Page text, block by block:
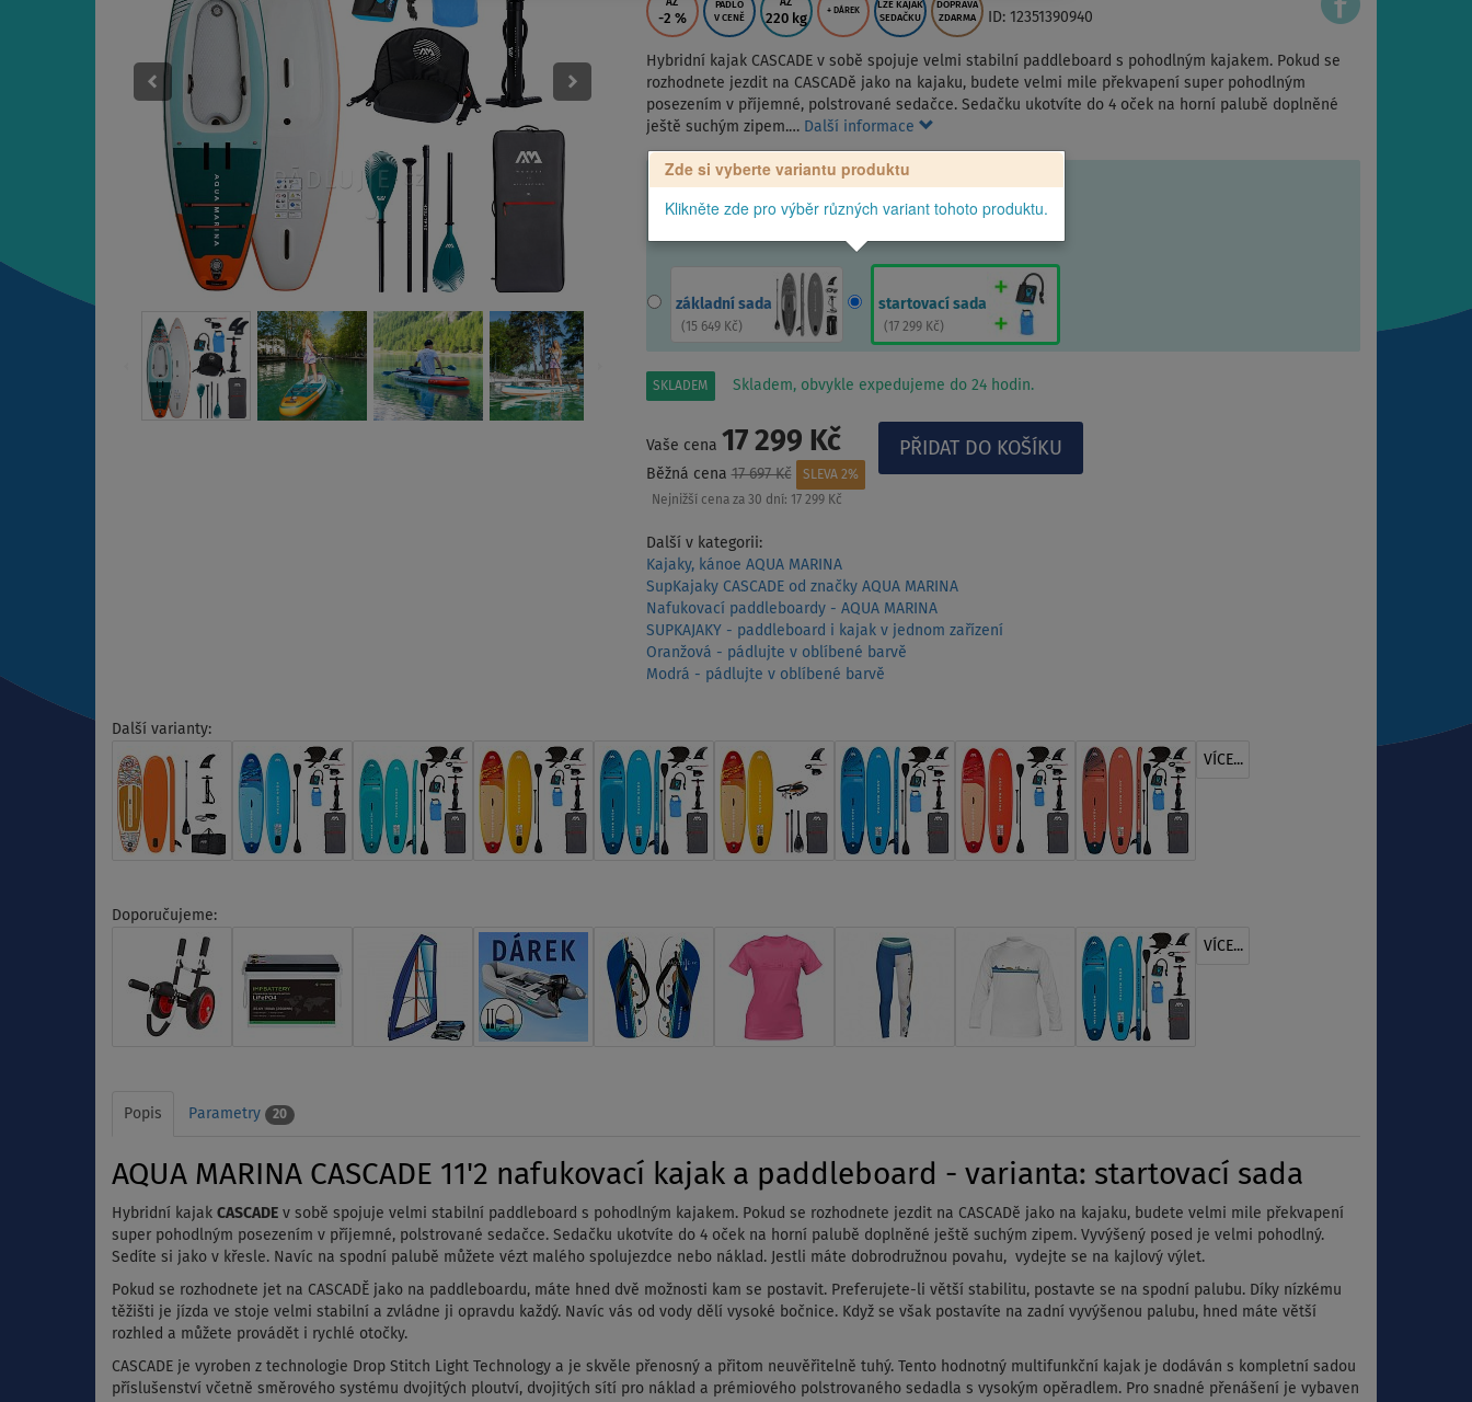
AŽ
-2 %
PÁDLO
V CENĚ
AŽ
220 kg
+ DÁREK
LZE KAJAK
SEDAČKU
DOPRAVA
ZDARMA
ID: 12351390940
Hybridní kajak CASCADE v sobě spojuje velmi stabilní paddleboard s pohodlným kajakem. Pokud se
rozhodnete jezdit na CASCADě jako na kajaku, budete velmi mile překvapení super pohodlným
posezením v příjemné, polstrované sedačce. Sedačku ukotvíte do 4 oček na horní palubě doplněné
ještě suchým zipem.… Další informace
Zde si vyberte variantu produktu
Klikněte zde pro výběr různých variant tohoto produktu.
základní sada
( 15 649 Kč)
startovací sada
( 17 299 Kč)
SKLADEM Skladem, obvykle expedujeme do 24 hodin.
Vaše cena 17 299 Kč
Běžná cena17 697 Kč
SLEVA 2%
Nejnižší cena za 30 dní:
17 299 Kč
Další v kategorii:
Kajaky, kánoe AQUA MARINA
SupKajaky CASCADE od značky AQUA MARINA
Nafukovací paddleboardy - AQUA MARINA
SUPKAJAKY - paddleboard i kajak v jednom zařízení
Oranžová - pádlujte v oblíbené barvě
Modrá - pádlujte v oblíbené barvě
Další varianty:
VÍCE...
Doporučujeme:
VÍCE...
Popis Parametry 20
AQUA MARINA CASCADE 11'2 nafukovací kajak a paddleboard - varianta: startovací sada
Hybridní kajak CASCADE v sobě spojuje velmi stabilní paddleboard s pohodlným kajakem. Pokud se rozhodnete jezdit na CASCADě jako na kajaku, budete velmi mile překvapení
super pohodlným posezením v příjemné, polstrované sedačce. Sedačku ukotvíte do 4 oček na horní palubě doplněné ještě suchým zipem. Vyvýšený posed je velmi pohodlný.
Sedíte si jako v křesle. Navíc na spodní palubě můžete vézt malého spolujezdce nebo náklad. Jestli máte dobrodružnou povahu, vydejte se na kajlový výlet.
Pokud se rozhodnete jet na CASCADĚ jako na paddleboardu, máte hned dvě možnosti kam se postavit. Preferujete-li větší stabilitu, postavte se na spodní palubu. Díky nízkému
těžišti je jízda ve stoje velmi stabilní a zvládne ji opravdu každý. Navíc vás od vody dělí vysoké bočnice. Když se však postavíte na zadní vyvýšenou palubu, hned máte větší
rozhled a můžete provádět i rychlé otočky.
CASCADE je vyroben z technologie Drop Stitch Light Technology a je skvěle přenosný a přitom neuvěřitelně tuhý.
Tento hodnotný multifunkční kajak je dodáván s kompletní sadou
příslušenství včetně směrového systému dvojitých ploutví, dvojitých sítí pro náklad a prémiového polstrovaného sedadla s vysokým opěradlem. Pro snadné přenášení je vybaven